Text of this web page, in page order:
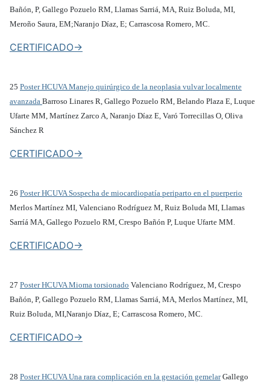
Bañón, P, Gallego Pozuelo RM, Llamas Sarriá, MA, Ruiz Boluda, MI,
Meroño Saura, EM;Naranjo Díaz, E; Carrascosa Romero, MC.
CERTIFICADO->
25 Poster HCUVA Manejo quirúrgico de la neoplasia vulvar localmente
avanzada Barroso Linares R, Gallego Pozuelo RM, Belando Plaza E, Luque
Ufarte MM, Martínez Zarco A, Naranjo Díaz E, Varó Torrecillas O, Oliva
Sánchez R
CERTIFICADO->
26 Poster HCUVA Sospecha de miocardiopatía periparto en el puerperio
Merlos Martínez MI, Valenciano Rodríguez M, Ruiz Boluda MI, Llamas
Sarríá MA, Gallego Pozuelo RM, Crespo Bañón P, Luque Ufarte MM.
CERTIFICADO->
27 Poster HCUVA Mioma torsionado Valenciano Rodríguez, M, Crespo
Bañón, P, Gallego Pozuelo RM, Llamas Sarriá, MA, Merlos Martínez, MI,
Ruiz Boluda, MI,Naranjo Díaz, E; Carrascosa Romero, MC.
CERTIFICADO->
28 Poster HCUVA Una rara complicación en la gestación gemelarGallego